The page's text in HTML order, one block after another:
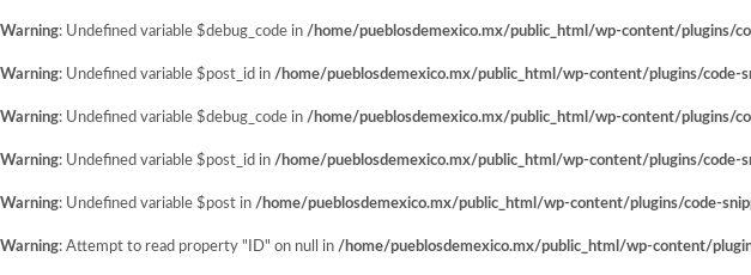
Warning: Undefined variable $debug_code in /home/pueblosdemexico.mx/public_html/wp-content/plugins/
Warning: Undefined variable $post_id in /home/pueblosdemexico.mx/public_html/wp-content/plugins/code-
Warning: Undefined variable $debug_code in /home/pueblosdemexico.mx/public_html/wp-content/plugins/
Warning: Undefined variable $post_id in /home/pueblosdemexico.mx/public_html/wp-content/plugins/code-
Warning: Undefined variable $post in /home/pueblosdemexico.mx/public_html/wp-content/plugins/code-
Warning: Attempt to read property "ID" on null in /home/pueblosdemexico.mx/public_html/wp-content/